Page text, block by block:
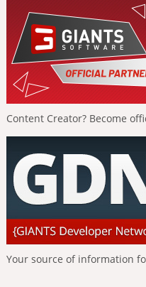
Content Creator? Become
Your source of information